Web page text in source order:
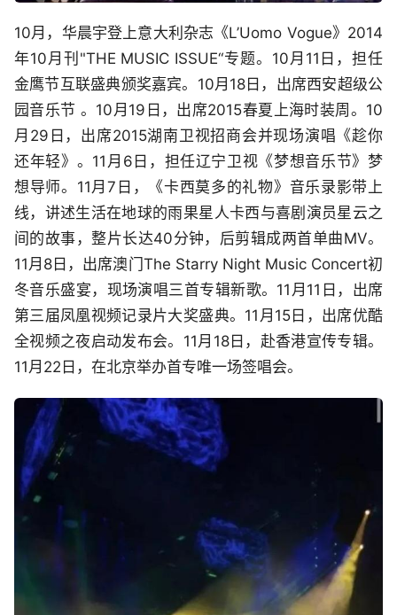
10月，华晨宇登上意大利杂志《L’Uomo Vogue》2014
年10月刊"THE MUSIC ISSUE“专题。10月11日，担任
金鹰节互联盛典颁奖嘉宾。10月18日，出席西安超级公
园音乐节 。10月19日，出席2015春夏上海时装周。10
月29日，出席2015湖南卫视招商会并现场演唱《趁你
还年轻》。11月6日，担任辽宁卫视《梦想音乐节》梦
想导师。11月7日，《卡西莫多的礼物》音乐录影带上
线，讲述生活在地球的雨果星人卡西与喜剧演员星云之
间的故事，整片长达40分钟，后剪辑成两首单曲MV。
11月8日，出席澳门The Starry Night Music Concert初
冬音乐盛宴，现场演唱三首专辑新歌。11月11日，出席
第三届凤凰视频记录片大奖盛典。11月15日，出席优酷
全视频之夜启动发布会。11月18日，赴香港宣传专辑。
11月22日，在北京举办首专唯一场签唱会。